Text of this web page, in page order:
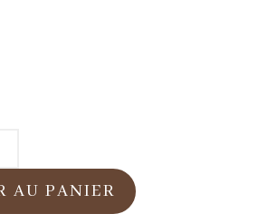
AU PANIER